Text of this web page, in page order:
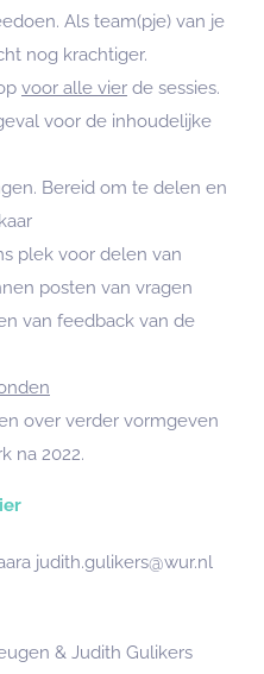
Als team(pje) van je
nog krachtiger.
voor alle vierde sessies.
voor de inhoudelijke
Bereid om te delen en
plek voor delen van
posten van vragen
van feedback van de
over verder vormgeven
na 2022.
judith.gulikers@wur.nl
& Judith Gulikers